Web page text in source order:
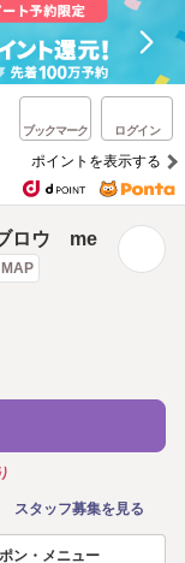
ブックマーク ログイン
ポイントを表示する
ブロウ me
MAP
スタッフ募集を見る
ン・メニュー